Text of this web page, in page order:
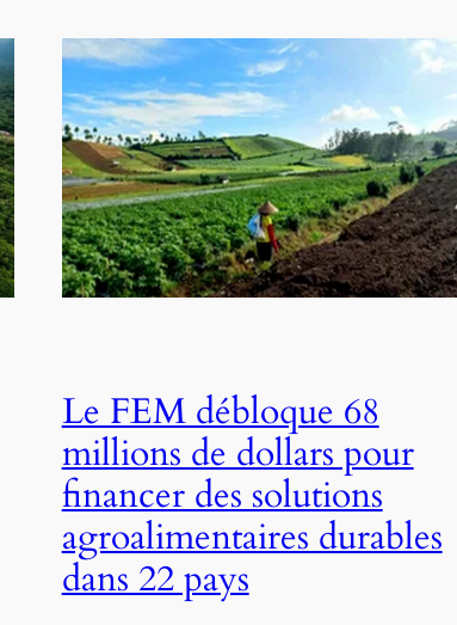
Le FEM débloque 68
millions de dollars pour
financer des solutions
agroalimentaires durables
dans 22 pays